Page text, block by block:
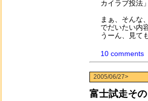
カイラブ投法
まぁ、そんな
でだいたい内
うーん、見て
10 comments
2005/06/27>
富士試走そ